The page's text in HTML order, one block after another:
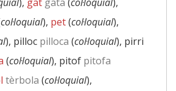
col·loquial), pet(col·loquial),
), pilloc pilloca (col·loquial), pirri
(col·loquial), pitof pitofa
tèrbola (col·loquial),